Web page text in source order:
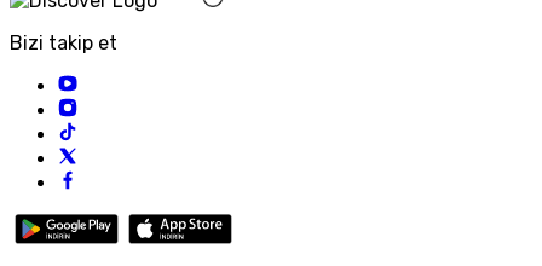
Bizi takip et